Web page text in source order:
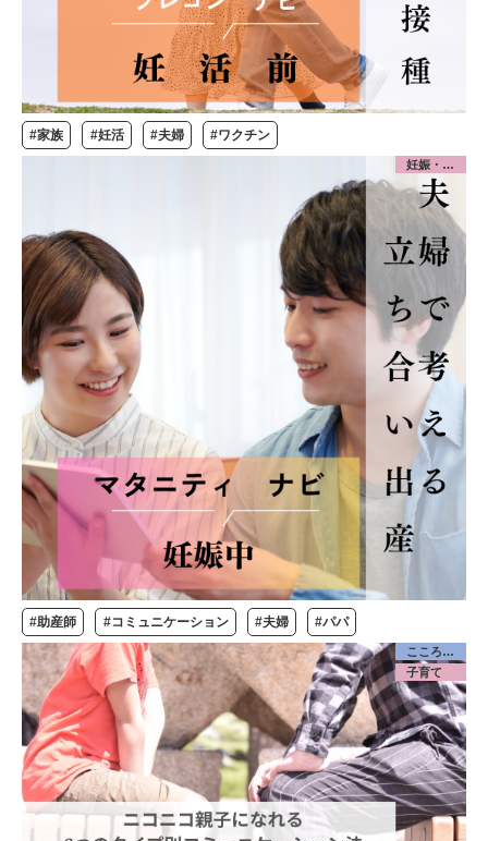
#家族 #妊活 #夫婦 #ワクチン
妊娠・出産
#助産師 #コミュニケーション #夫婦 #パパ
こころケア
子育て